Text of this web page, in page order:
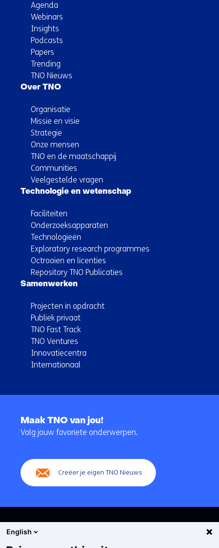
Agenda
Webinars
Insights
Podcasts
Papers
Trending
TNO Nieuws
Over TNO
Organisatie
Missie en visie
Strategie
Onze mensen
TNO en de maatschappij
Communities
Veelgestelde vragen
Technologie en wetenschap
Faciliteiten
Onderzoeksapparaten
Technologieën
Exploratory research programmes
Octrooien en licenties
Repository TNO Publicaties
Samenwerken
Projecten in opdracht
Publiek privaat
TNO Fast Track
TNO Ventures
Innovatiecentra
Internationaal
navigatie
Maak TNO van jou!
Volg jouw favoriete onderwerpen.
Creëer je eigen TNO Nieuws
English